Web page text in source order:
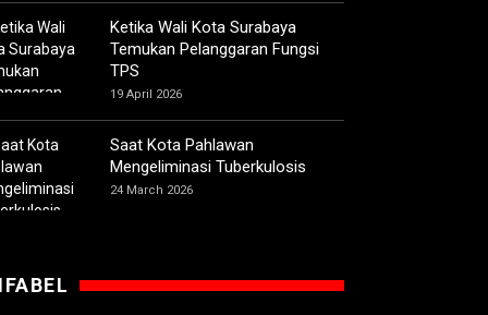
Ketika Wali Kota Surabaya
Temukan Pelanggaran Fungsi
TPS
19 April 2026
Saat Kota Pahlawan
Mengeliminasi Tuberkulosis
24 March 2026